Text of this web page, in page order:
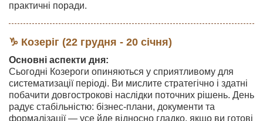
практичні поради.
♑ Козеріг (22 грудня - 20 січня)
Основні аспекти дня:
Сьогодні Козероги опиняються у сприятливому для
систематизації періоді. Ви мислите стратегічно і здатні
побачити довгострокові наслідки поточних рішень. День
радує стабільністю: бізнес-плани, документи та
формалізації — усе йде відносно гладко, якщо ви готові